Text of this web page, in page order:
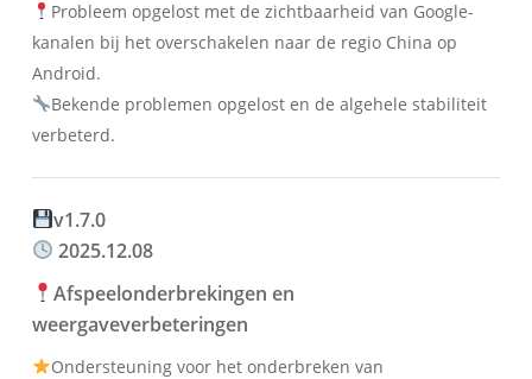
Probleem opgelost met de zichtbaarheid van Google-
kanalen bij het overschakelen naar de regio China op
Android.
Bekende problemen opgelost en de algehele stabiliteit
verbeterd.
v1.7.0
2025.12.08
Afspeelonderbrekingen en
weergaveverbeteringen
Ondersteuning voor het onderbreken van